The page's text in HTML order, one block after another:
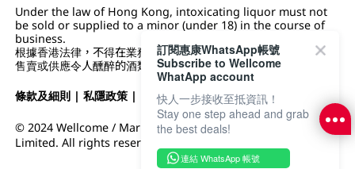
Under the law of Hong Kong, intoxicating liquor must not
be sold or supplied to a minor (under 18) in the course of
business.
根據香港法律，不得在業務過程中，向未成年人 (18 歲以下人士)
售賣或供應令人醺醉的酒類。
條款及細則 |私隱政策 | DFI零售集團
© 2024 Wellcome / Market Place. The Dairy Farm Company
Limited. All rights reserved.
訂閱惠康WhatsApp帳號
Subscribe to Wellcome
WhatApp account
快人一步接收至抵資訊！
Stay one step ahead and grab
the best deals!
連結 WhatsApp 帳號